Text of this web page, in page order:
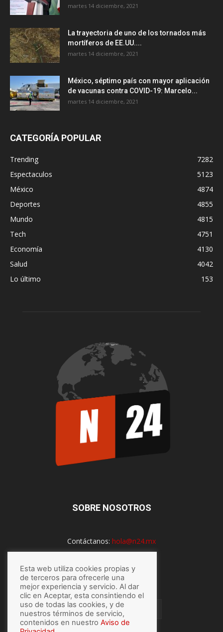
martes 14 diciembre, 2021
La trayectoria de uno de los tornados más
mortíferos de EE.UU....
martes 14 diciembre, 2021
México, séptimo país con mayor aplicación
de vacunas contra COVID-19: Marcelo...
martes 14 diciembre, 2021
CATEGORÍA POPULAR
Trending
7282
Espectaculos
5123
México
4874
Deportes
4855
Mundo
4815
Tech
4751
Economía
4130
Salud
4042
Lo último
153
SOBRE NOSOTROS
Contáctanos: hola@n24.mx
SÍGUENOS
Esta web utiliza cookies propias y
de terceros para ofrecerle una
mejor experiencia y servicio. Al dar
clic en Aceptar, esta consintiendo el
uso de todas las cookies, y de
nuestros términos de servicio,
contenidos en nuestro Aviso de